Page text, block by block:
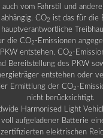
auch vom Fahrstil und
abhängig. CO2 ist das für die
hauptverantwortliche
die CO2 -Emissionen
entstehen. CO2 -
Bereitstellung des PKW
entstehen oder
Ermittlung der CO2 -
nicht berücksichtigt.
Harmonised Light
aufgeladener Batterie
zertifizierten elektrischen